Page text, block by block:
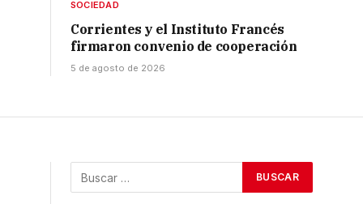
SOCIEDAD
Corrientes y el Instituto Francés
firmaron convenio de cooperación
5 de agosto de 2026